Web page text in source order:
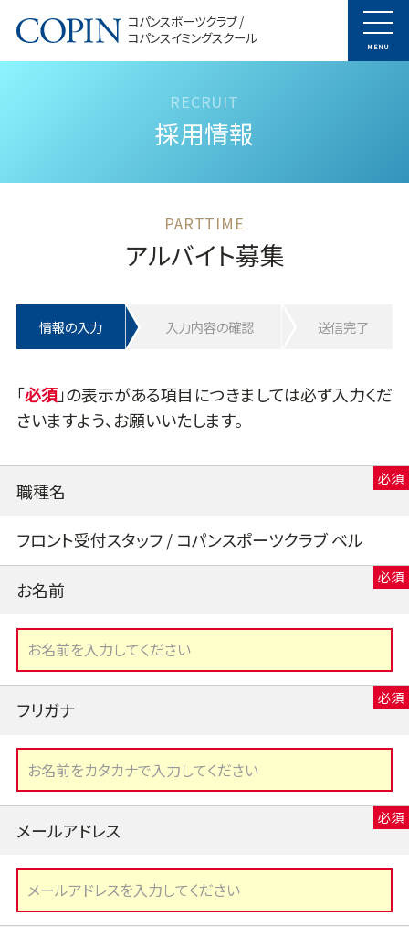
コパンスポーツクラブ /
コパンスイミングスクール
MENU
採用情報
アルバイト募集
情報の入力 入力内容の確認 送信完了
「
」の表示がある項目につきましては必ず入力くだ
さいますよう、お願いいたします。
職種名
フロント受付スタッフ / コパンスポーツクラブ ベル
お名前
フリガナ
メールアドレス